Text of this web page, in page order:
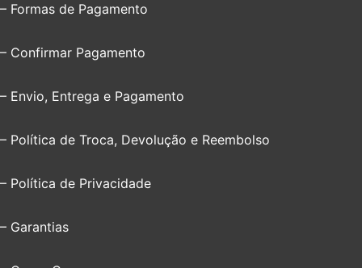
– Formas de Pagamento
– Confirmar Pagamento
– Envio, Entrega e Pagamento
– Política de Troca, Devolução e Reembolso
– Política de Privacidade
– Garantias